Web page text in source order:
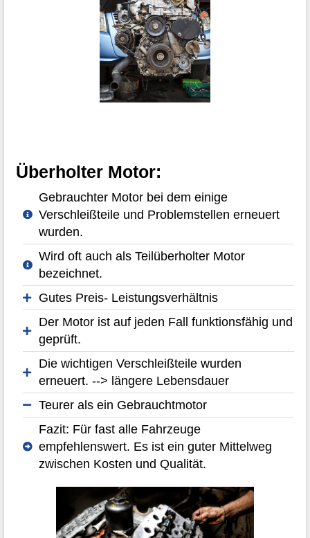
Überholter Motor:
Gebrauchter Motor bei dem einige
Verschleißteile und Problemstellen erneuert
wurden.
Wird oft auch als Teilüberholter Motor
bezeichnet.
Gutes Preis- Leistungsverhältnis
Der Motor ist auf jeden Fall funktionsfähig und
geprüft.
Die wichtigen Verschleißteile wurden
erneuert. --> längere Lebensdauer
Teurer als ein Gebrauchtmotor
Fazit: Für fast alle Fahrzeuge
empfehlenswert. Es ist ein guter Mittelweg
zwischen Kosten und Qualität.